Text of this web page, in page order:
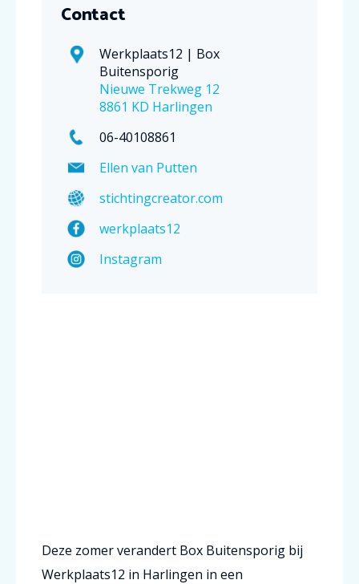
Contact
Werkplaats12 | Box
Buitensporig
Nieuwe Trekweg 12
8861 KD Harlingen
06-40108861
Ellen van Putten
stichtingcreator.com
werkplaats12
Instagram
Deze zomer verandert Box Buitensporig bij
Werkplaats12 in Harlingen in een